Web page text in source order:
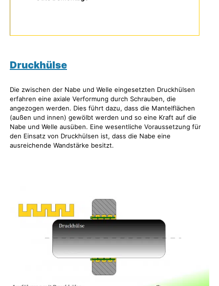
Druckhülse
Die zwischen der Nabe und Welle eingesetzten Druckhülsen
erfahren eine axiale Verformung durch Schrauben, die
angezogen werden. Dies führt dazu, dass die Mantelflächen
(außen und innen) gewölbt werden und so eine Kraft auf die
Nabe und Welle ausüben. Eine wesentliche Voraussetzung für
den Einsatz von Druckhülsen ist, dass die Nabe eine
ausreichende Wandstärke besitzt.